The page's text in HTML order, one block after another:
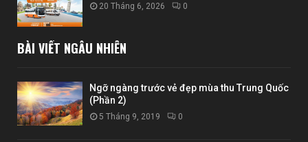
20 Tháng 6, 2026 0
BÀI VIẾT NGẪU NHIÊN
Ngỡ ngàng trước vẻ đẹp mùa thu Trung Quốc
(Phần 2)
5 Tháng 9, 2019 0